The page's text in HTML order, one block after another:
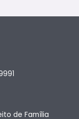
de Família